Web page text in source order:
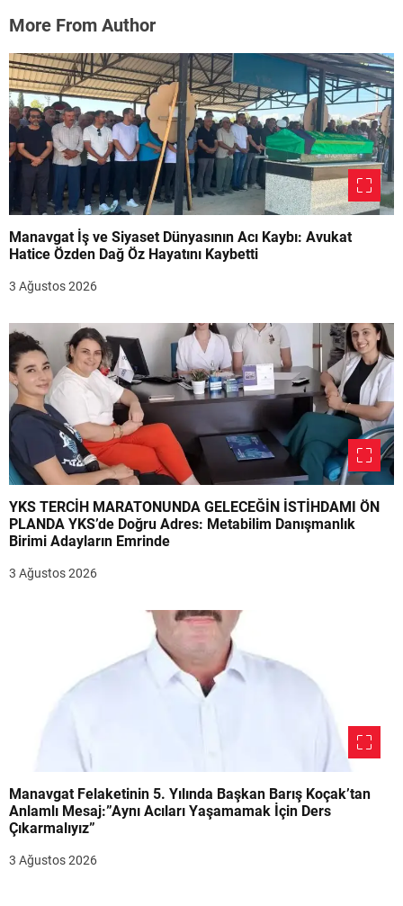
More From Author
Manavgat İş ve Siyaset Dünyasının Acı Kaybı: Avukat
Hatice Özden Dağ Öz Hayatını Kaybetti
3 Ağustos 2026
YKS TERCİH MARATONUNDA GELECEĞİN İSTİHDAMI ÖN
PLANDA YKS’de Doğru Adres: Metabilim Danışmanlık
Birimi Adayların Emrinde
3 Ağustos 2026
Manavgat Felaketinin 5. Yılında Başkan Barış Koçak’tan
Anlamlı Mesaj:”Aynı Acıları Yaşamamak İçin Ders
Çıkarmalıyız”
3 Ağustos 2026